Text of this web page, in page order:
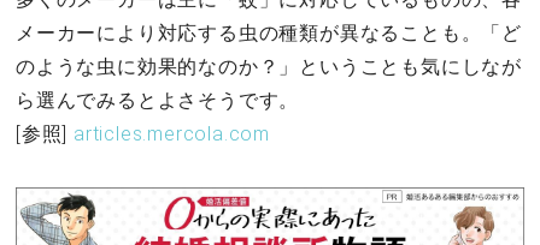
メーカーにより対応する虫の種類が異なることも。「ど
のような虫に効果的なのか？」ということも気にしなが
ら選んでみるとよさそうです。
[参照] articles.mercola.com